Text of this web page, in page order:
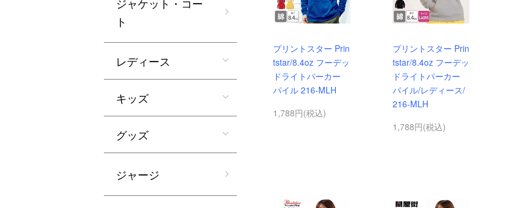
プリントスター Prin
tstar/8.4oz フーデッ
ドライトパーカー
パイル 216-MLH
1,788円(税込)
プリントスター Prin
tstar/8.4oz フーデッ
ドライトパーカー
パイル/レディース/
216-MLH
1,788円(税込)
ト
レディース
キッズ
グッズ
ジャージ